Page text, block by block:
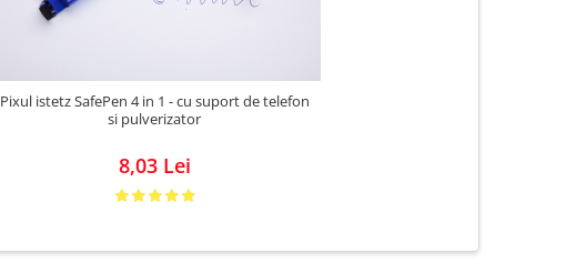
Pixul istetz SafePen 4 in 1 - cu suport de telefon
si pulverizator
8,03 Lei